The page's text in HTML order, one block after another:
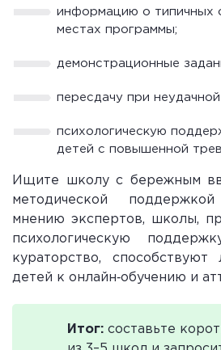
информацию о типичных
местах программы;
демонстрационные
пересдачу при
психологическую
детей с повышенной
Ищите школу с бережным
методической
мнению экспертов, школы,
психологическую
кураторство, способствуют
детей к онлайн‑обучению и
Итог: составьте